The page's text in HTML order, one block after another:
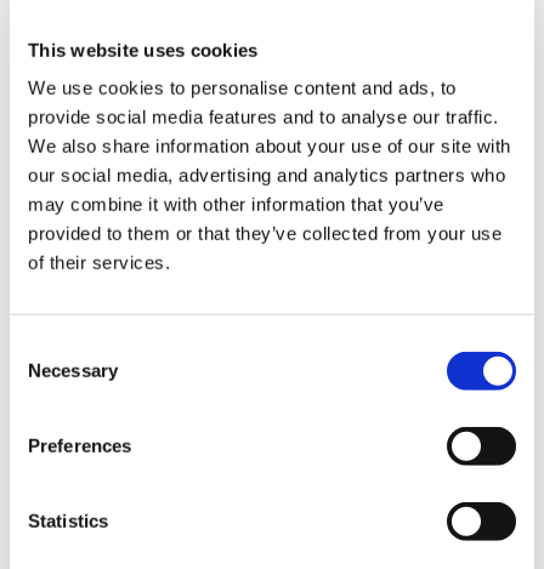
This website uses cookies
We use cookies to personalise content and ads, to
provide social media features and to analyse our traffic.
We also share information about your use of our site with
our social media, advertising and analytics partners who
may combine it with other information that you’ve
provided to them or that they’ve collected from your use
of their services.
Selection
Necessary
Preferences
Statistics
るのでやり過ぎないようにします。
※ 苦味が強い場合は、食べないでください。
戻る
解決できた